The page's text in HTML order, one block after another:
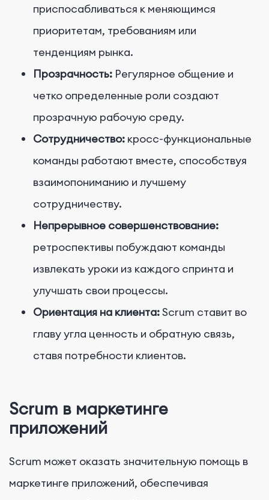
приспосабливаться к меняющимся
приоритетам, требованиям или
тенденциям рынка.
Прозрачность: Регулярное общение и
четко определенные роли создают
прозрачную рабочую среду.
Сотрудничество: кросс-функциональные
команды работают вместе, способствуя
взаимопониманию и лучшему
сотрудничеству.
Непрерывное совершенствование:
ретроспективы побуждают команды
извлекать уроки из каждого спринта и
улучшать свои процессы.
Ориентация на клиента:Scrum ставит во
главу угла ценность и обратную связь,
ставя потребности клиентов.
Scrum в маркетинге
приложений
Scrum может оказать значительную помощь в
маркетинге приложений, обеспечивая